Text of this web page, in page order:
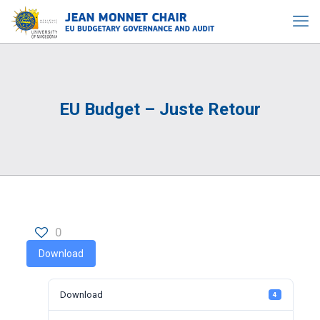
EU Budget – Juste Retour
0
Download
Download 4